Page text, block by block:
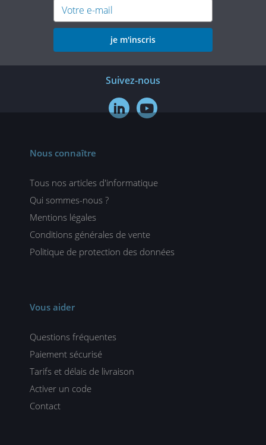
je m'inscris
Suivez-nous
 
Nous connaître
Tous nos articles d'informatique
Qui sommes-nous ?
Mentions légales
Conditions générales de vente
Politique de protection des données
Vous aider
Questions fréquentes
Paiement sécurisé
Tarifs et délais de livraison
Activer un code
Contact